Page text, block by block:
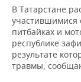
БИЗНЕС-
ONLINE-
ОТКРЫТАЯ
ФУТБОЛ
ХОККЕЙ
БАСКЕТБОЛ
НОВОСТИ
ВЛАСТЬ
ФОТОГАЛЕРЕЯ
СЮЖЕТЫ
СПРАВОЧНИК
В Татарстане
участившимися
питбайках и
республике
результате
травмы,